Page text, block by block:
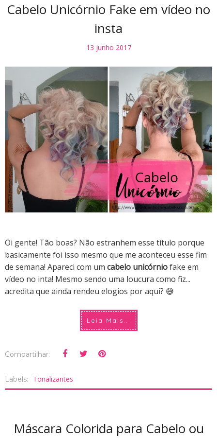
Cabelo Unicórnio Fake em vídeo no
insta
13 junho 2017
Oi gente! Tão boas? Não estranhem esse título porque
basicamente foi isso mesmo que me aconteceu esse fim
de semana! Apareci com um cabelo unicórniofake em
vídeo no inta! Mesmo sendo uma loucura como fiz...
acredita que ainda rendeu elogios por aqui? 😅
Leia Mais...
Compartilhar:
Labels: Tonalizantes
Máscara Colorida para Cabelo ou